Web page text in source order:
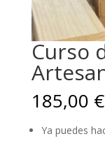
Curso
185,00 €
Ya puedes